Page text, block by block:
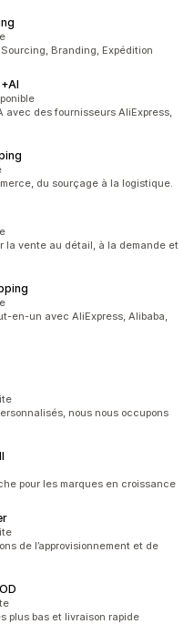
Branding, Expédition
avec des fournisseurs AliExpress,
du sourçage à la logistique.
la vente au détail, à la demande et
en-un avec AliExpress, Alibaba,
nous nous occupons
pour les marques en croissance
de l’approvisionnement et de
plus bas et livraison rapide